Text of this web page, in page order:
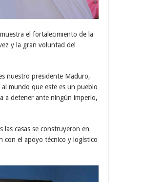
el fortalecimiento de la
y la gran voluntad del
nuestro presidente Maduro,
mundo que este es un pueblo
a detener ante ningún imperio,
casas se construyeron en
con el apoyo técnico y logístico